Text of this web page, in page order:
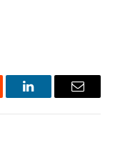
LinkedInEmail